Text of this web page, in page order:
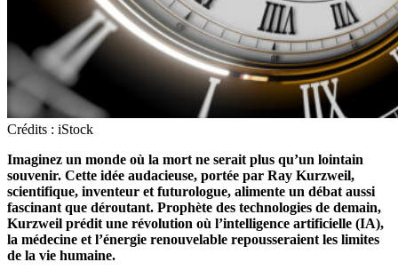
Crédits : iStock
Imaginez un monde où la mort ne serait plus qu’un lointain
souvenir. Cette idée audacieuse, portée par Ray Kurzweil,
scientifique, inventeur et futurologue, alimente un débat aussi
fascinant que déroutant. Prophète des technologies de demain,
Kurzweil prédit une révolution où l’intelligence artificielle (IA),
la médecine et l’énergie renouvelable repousseraient les limites
de la vie humaine.